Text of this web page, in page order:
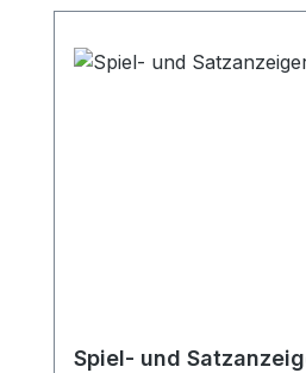
Spiel- und